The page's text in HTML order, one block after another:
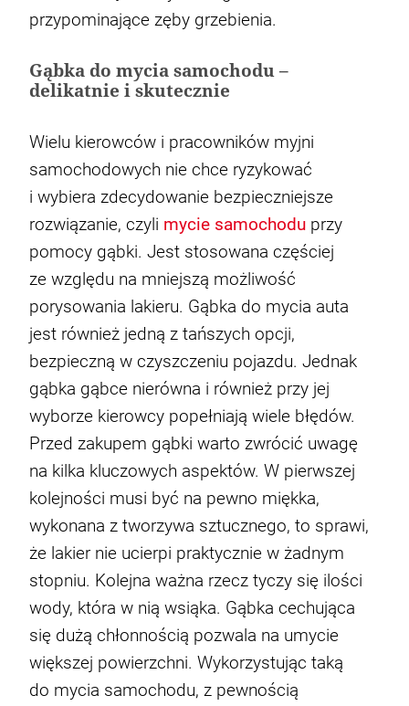
przypominające zęby grzebienia.
Gąbka do mycia samochodu –
delikatnie i skutecznie
Wielu kierowców i pracowników myjni
samochodowych nie chce ryzykować
i wybiera zdecydowanie bezpieczniejsze
rozwiązanie, czyli mycie samochodu przy
pomocy gąbki. Jest stosowana częściej
ze względu na mniejszą możliwość
porysowania lakieru. Gąbka do mycia auta
jest również jedną z tańszych opcji,
bezpieczną w czyszczeniu pojazdu. Jednak
gąbka gąbce nierówna i również przy jej
wyborze kierowcy popełniają wiele błędów.
Przed zakupem gąbki warto zwrócić uwagę
na kilka kluczowych aspektów. W pierwszej
kolejności musi być na pewno miękka,
wykonana z tworzywa sztucznego, to sprawi,
że lakier nie ucierpi praktycznie w żadnym
stopniu. Kolejna ważna rzecz tyczy się ilości
wody, która w nią wsiąka. Gąbka cechująca
się dużą chłonnością pozwala na umycie
większej powierzchni. Wykorzystując taką
do mycia samochodu, z pewnością